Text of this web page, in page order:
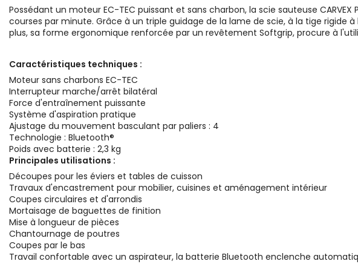
Possédant un moteur EC-TEC puissant et sans charbon, la scie sauteuse
courses par minute. Grâce à un triple guidage de la lame de scie, à la tige rigide
plus, sa forme ergonomique renforcée par un revêtement Softgrip, procure à
Caractéristiques techniques :
Moteur sans charbons EC-TEC
Interrupteur marche/arrêt bilatéral
Force d'entraînement puissante
Système d'aspiration pratique
Ajustage du mouvement basculant par paliers : 4
Technologie : Bluetooth®
Poids avec batterie : 2,3 kg
Principales utilisations :
Découpes pour les éviers et tables de cuisson
Travaux d'encastrement pour mobilier, cuisines et aménagement intérieur
Coupes circulaires et d'arrondis
Mortaisage de baguettes de finition
Mise à longueur de pièces
Chantournage de poutres
Coupes par le bas
Travail confortable avec un aspirateur, la batterie Bluetooth enclenche